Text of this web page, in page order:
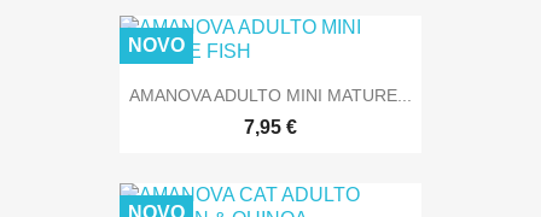
AMANOVA ADULTO MINI MATURE...
7,95 €
NOVO
NOVO